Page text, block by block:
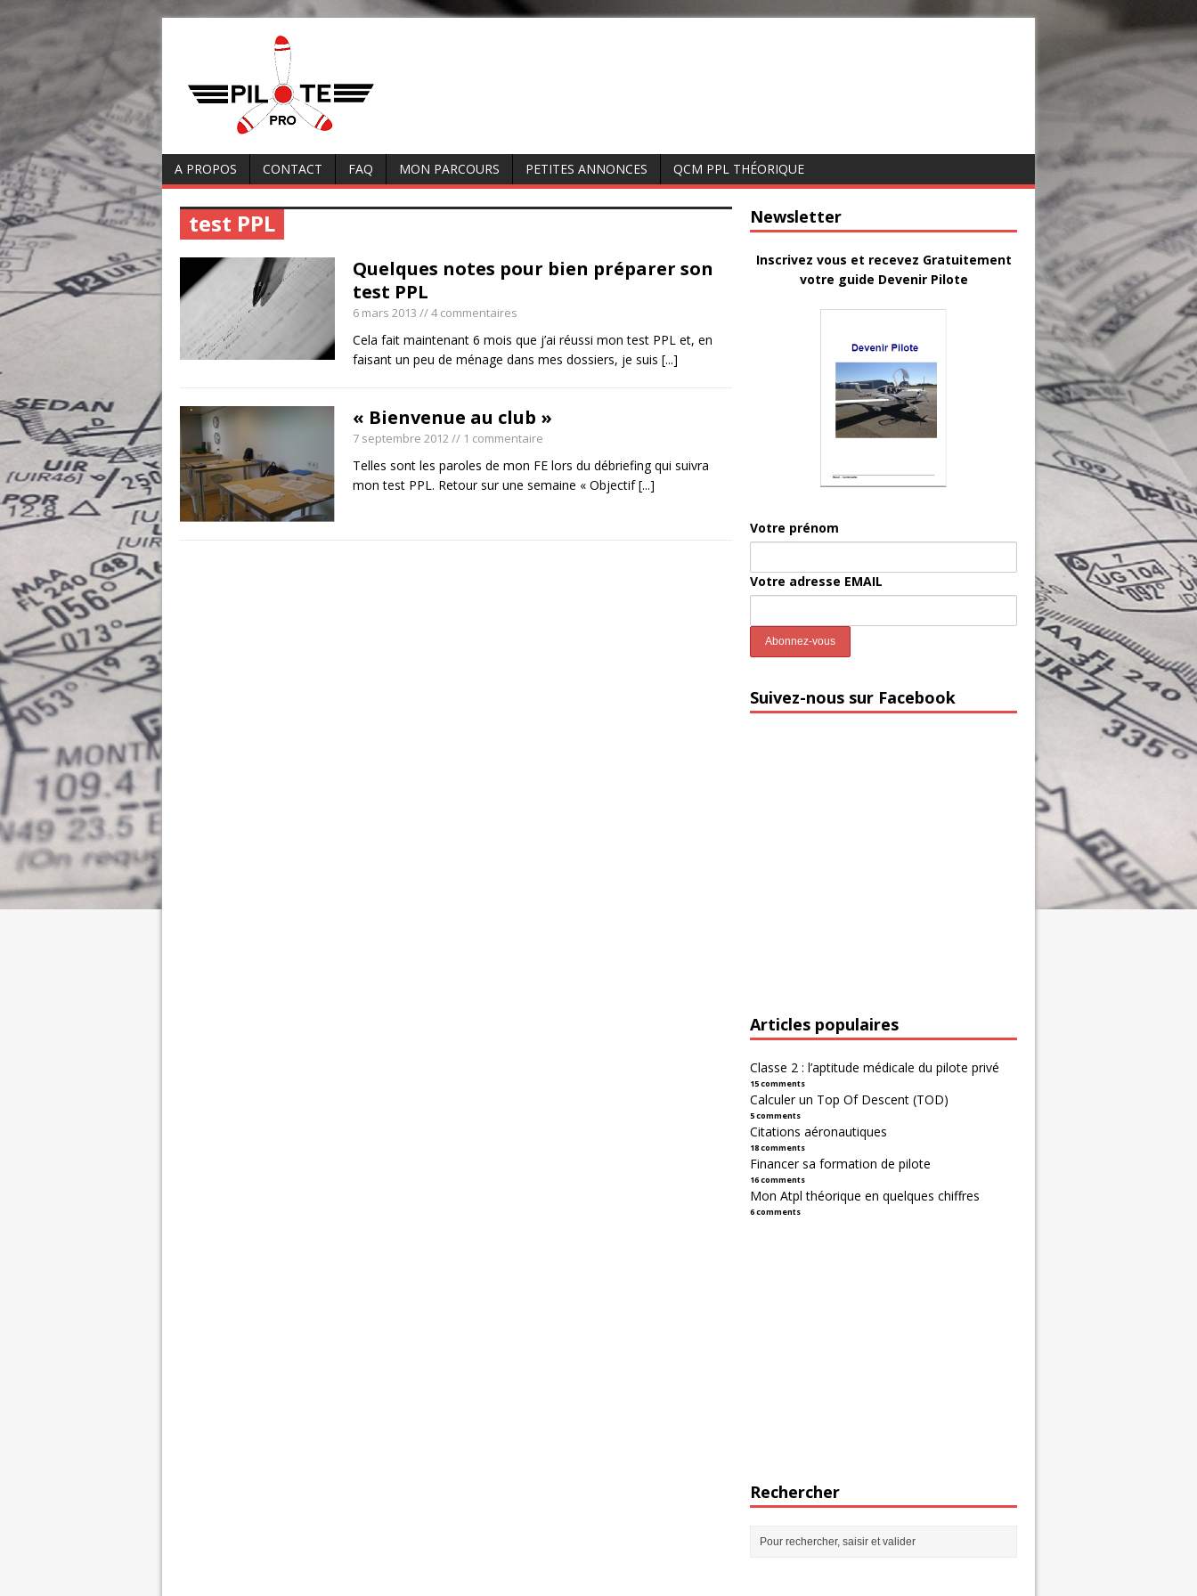
A PROPOS CONTACT FAQ MON PARCOURS PETITES ANNONCES QCM PPL THÉORIQUE
test PPL
Quelques notes pour bien préparer son
test PPL
6 mars 2013 // 4 commentaires
Cela fait maintenant 6 mois que j’ai réussi mon test PPL et, en
faisant un peu de ménage dans mes dossiers, je suis [...]
« Bienvenue au club »
7 septembre 2012// 1 commentaire
Telles sont les paroles de mon FE lors du débriefing qui suivra
mon test PPL. Retour sur une semaine « Objectif[...]
Newsletter
Inscrivez vous et recevez Gratuitement
votre guide Devenir Pilote
Votre prénom
Votre adresse EMAIL
Suivez-nous sur Facebook
Articles populaires
Classe 2 : l’aptitude médicale du pilote privé
15 comments
Calculer un Top Of Descent (TOD)
5 comments
Citations aéronautiques
18 comments
Financer sa formation de pilote
16 comments
Mon Atpl théorique en quelques chiffres
6 comments
Rechercher